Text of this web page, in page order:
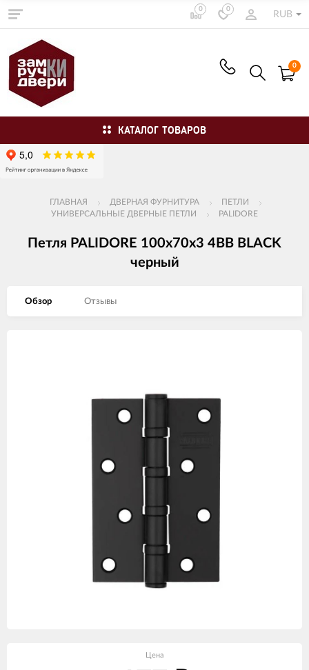
0 0
RUB
0
КАТАЛОГ ТОВАРОВ
ГЛАВНАЯ ДВЕРНАЯ ФУРНИТУРА
ПЕТЛИ
УНИВЕРСАЛЬНЫЕ ДВЕРНЫЕ ПЕТЛИ
PALIDORE
Петля PALIDORE 100x70x3 4BB BLACK
черный
Обзор Отзывы
Цена